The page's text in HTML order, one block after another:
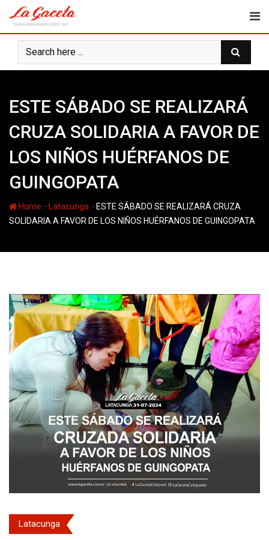
content
ESTE SÁBADO SE REALIZARÁ
CRUZA SOLIDARIA A FAVOR DE
LOS NIÑOS HUÉRFANOS DE
GUINGOPATA
Home - Latacunga - ESTE SÁBADO SE REALIZARÁ CRUZA
SOLIDARIA A FAVOR DE LOS NIÑOS HUÉRFANOS DE GUINGOPATA
Latacunga